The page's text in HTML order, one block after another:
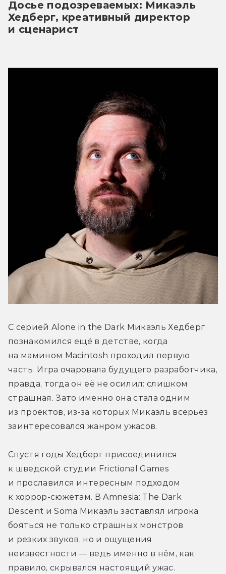
Досье подозреваемых: Микаэль
Хедберг, креативный директор
и сценарист
С серией Alone in the Dark Микаэль Хедберг
познакомился ещё в детстве, когда
на мамином Macintosh проходил первую
часть. Игра очаровала будущего разработчика,
правда, тогда он её не осилил: слишком
страшная. Зато именно она стала одним
из проектов, из-за которых Микаэль всерьёз
заинтересовался жанром ужасов.
Спустя годы Хедберг присоединился
к шведской студии Frictional Games
и прославился интересным подходом
к хоррор-сюжетам. В Amnesia: The Dark
Descent и Soma Микаэль заставлял игрока
бояться не только страшных монстров
и резких звуков, но и ощущения
неизвестности — ведь именно в нём, как
правило, скрывался настоящий ужас.